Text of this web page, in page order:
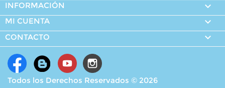
INFORMACIÓN 
MI CUENTA 
CONTACTO 
Todos los Derechos Reservados © 2026